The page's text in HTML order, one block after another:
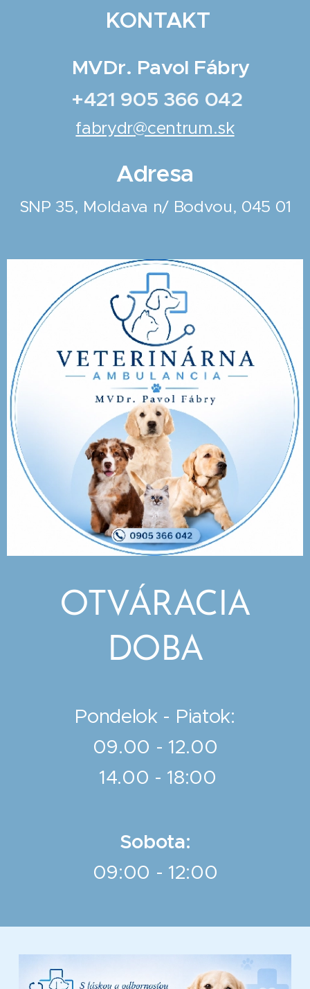
KONTAKT
MVDr. Pavol Fábry
+421 905 366 042
fabrydr@centrum.sk
Adresa
SNP 35, Moldava n/ Bodvou, 045 01
OTVÁRACIA
DOBA
Pondelok - Piatok:
09.00 - 12.00
14.00 - 18:00
Sobota:
09:00 - 12:00